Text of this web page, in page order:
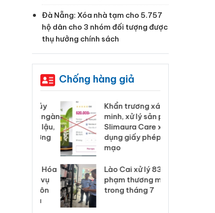
Đà Nẵng: Xóa nhà tạm cho 5.757
hộ dân cho 3 nhóm đối tượng được
thụ hưởng chính sách
Chống hàng giả
Khẩn trương xác
minh, xử lý sản phẩm
Slimaura Care x3 sử
dụng giấy phép giả
mạo
Lào Cai xử lý 83 vụ vi
phạm thương mại
trong tháng 7